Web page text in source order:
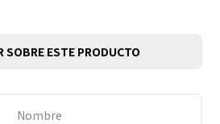
SOBRE ESTE PRODUCTO
Nombre